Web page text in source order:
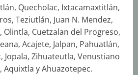
Quecholac, Ixtacamaxtitlán,
Teziutlán, Juan N. Mendez,
Olintla, Cuetzalan del Progreso,
Acajete, Jalpan, Pahuatlán,
Jopala, Zihuateutla, Venustiano
Aquixtla y Ahuazotepec.